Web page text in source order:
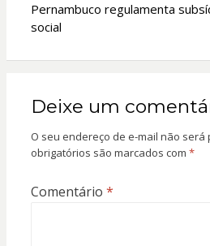
Pernambuco regulamenta
social
Deixe um
O seu endereço de e-mail não será
obrigatórios são marcados com *
Comentário *